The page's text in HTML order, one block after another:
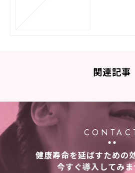
関連記事
健康寿命を延ばすための
今すぐ導入してみま